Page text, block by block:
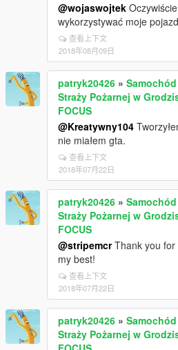
@wojaswojtek
wykorzystywać moje
查看上下文
2018年08月09日
patryk20426 »
Straży Pożarnej w
FOCUS
@Kreatywny104
nie miałem gta.
查看上下文
2018年07月22日
patryk20426 »
Straży Pożarnej w
FOCUS
@stripemcrThank you for
my best!
查看上下文
2018年07月22日
patryk20426 »
Straży Pożarnej w